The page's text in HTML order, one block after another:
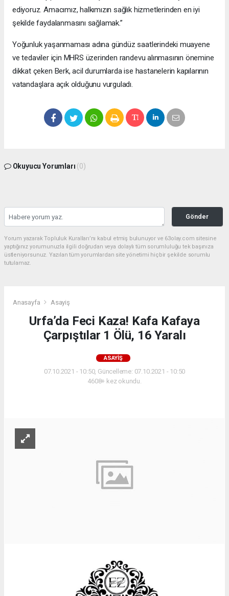
ediyoruz. Amacımız, halkımızın sağlık hizmetlerinden en iyi
şekilde faydalanmasını sağlamak.”
Yoğunluk yaşanmaması adına gündüz saatlerindeki muayene
ve tedaviler için MHRS üzerinden randevu alınmasının önemine
dikkat çeken Berk, acil durumlarda ise hastanelerin kapılarının
vatandaşlara açık olduğunu vurguladı.
Okuyucu Yorumları (0)
Gönder
Yorum yazarak Topluluk Kuralları’nı kabul etmiş bulunuyor ve 63olay.com sitesine
yaptığınız yorumunuzla ilgili doğrudan veya dolaylı tüm sorumluluğu tek başınıza
üstleniyorsunuz. Yazılan tüm yorumlardan site yönetimi hiçbir şekilde sorumlu
tutulamaz.
Anasayfa Asayiş
Urfa’da Feci Kaza! Kafa Kafaya
Çarpıştılar 1 Ölü, 16 Yaralı
ASAYIŞ
07.10.2021 - 10:50, Güncelleme: 07.10.2021 - 10:50
4608+ kez okundu.